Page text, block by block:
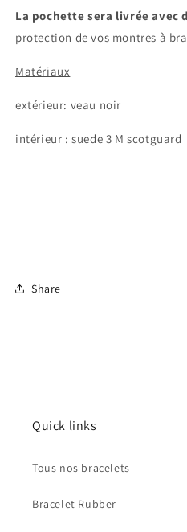
La pochette sera livrée avec
protection de vos montres à
Matériaux
extérieur: veau noir
intérieur : suede 3 M scotguard
Share
Quick links
Tous nos bracelets
Bracelet Rubber
Connectez-vous à votre
articles précédemment